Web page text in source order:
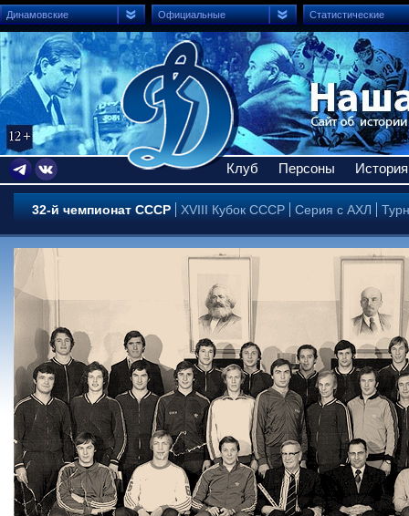
Динамовские Официальные Статистические
Клуб Персоны История
32-й чемпионат СССР XVIII Кубок СССР Серия с АХЛ